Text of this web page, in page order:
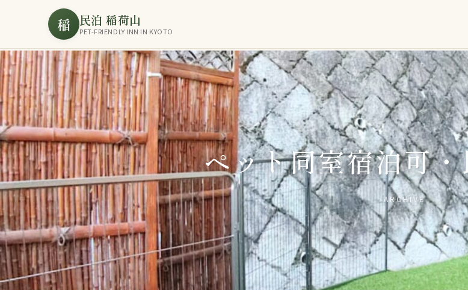
稲 民泊 稲荷山
PET-FRIENDLY INN IN KYOTO
ペット同室宿泊可
ARCHIVE